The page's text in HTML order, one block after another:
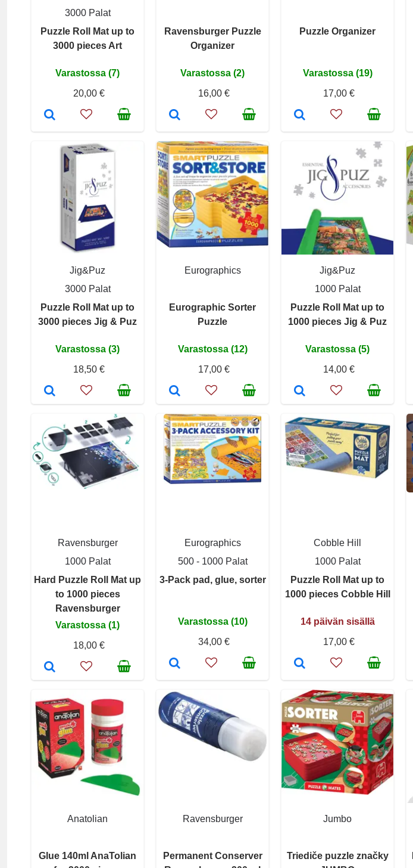
3000 Palat
Puzzle Roll Mat up to
3000 pieces Art
Varastossa (7)
20,00 €
Ravensburger Puzzle
Organizer
Varastossa (2)
16,00 €
Puzzle Organizer
Varastossa (19)
17,00 €
Jig&Puz
3000 Palat
Puzzle Roll Mat up to
3000 pieces Jig & Puz
Varastossa (3)
18,50 €
Eurographics
Eurographic Sorter
Puzzle
Varastossa (12)
17,00 €
Jig&Puz
1000 Palat
Puzzle Roll Mat up to
1000 pieces Jig & Puz
Varastossa (5)
14,00 €
Ravensburger
1000 Palat
Hard Puzzle Roll Mat up
to 1000 pieces
Ravensburger
Varastossa (1)
18,00 €
Eurographics
500 - 1000 Palat
3-Pack pad, glue, sorter
Varastossa (10)
34,00 €
Cobble Hill
1000 Palat
Puzzle Roll Mat up to
1000 pieces Cobble Hill
14 päivän sisällä
17,00 €
Anatolian
Glue 140ml AnaTolian
Ravensburger
Permanent Conserver
Jumbo
Triediče puzzle značky